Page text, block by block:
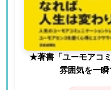
★著書「ユーモアコ
雰囲気を一瞬